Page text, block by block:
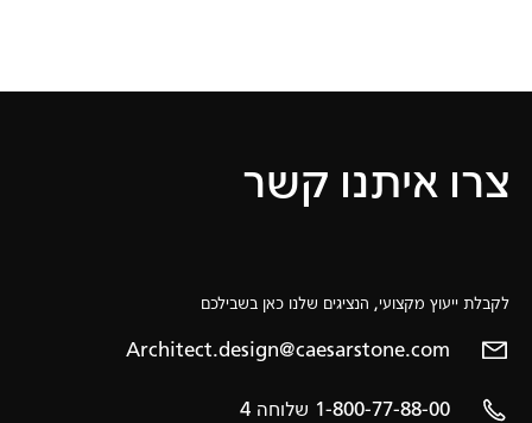
צרו איתנו קשר
לקבלת ייעוץ מקצועי, הנציגים שלנו כאן בשבילכם
Architect.design@caesarstone.com
1-800-77-88-00 שלוחה 4